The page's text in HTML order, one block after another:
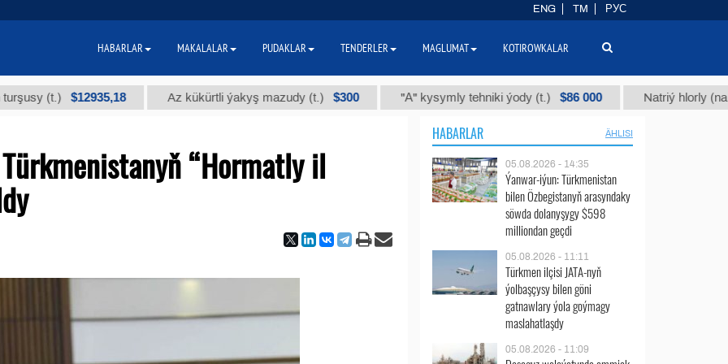
(t.) $12935,18 Az kükürtli ýakyş mazudy (t.) $300 "А" kysymly tehniki ýody (t.) $86 000 Natriý hlorly (nahar
“Hormatly il
HABARLAR ÄHLISI
05.08.2026 - 14:35
Ýanwar-iýun: Türkmenistan
bilen Özbegistanyň arasyndaky
söwda dolanyşygy $598
milliondan geçdi
05.08.2026 - 11:11
Türkmen ilçisi JATA-nyň
ýolbaşçysy bilen göni
gatnawlary ýola goýmagy
maslahatlaşdy
05.08.2026 - 11:09
ENG TM РУС
HABARLAR MAKALALAR PUDAKLAR TENDERLER MAGLUMAT KOTIROWKALAR